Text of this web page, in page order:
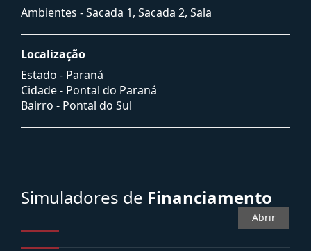
Ambientes - Sacada 1, Sacada 2, Sala
Localização
Estado - Paraná
Cidade - Pontal do Paraná
Bairro - Pontal do Sul
Simuladores de Financiamento
Abrir